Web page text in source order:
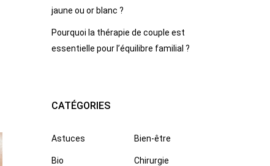
jaune ou or blanc ?
Pourquoi la thérapie de couple est
essentielle pour l’équilibre familial ?
CATÉGORIES
Astuces Bien-être
Bio Chirurgie